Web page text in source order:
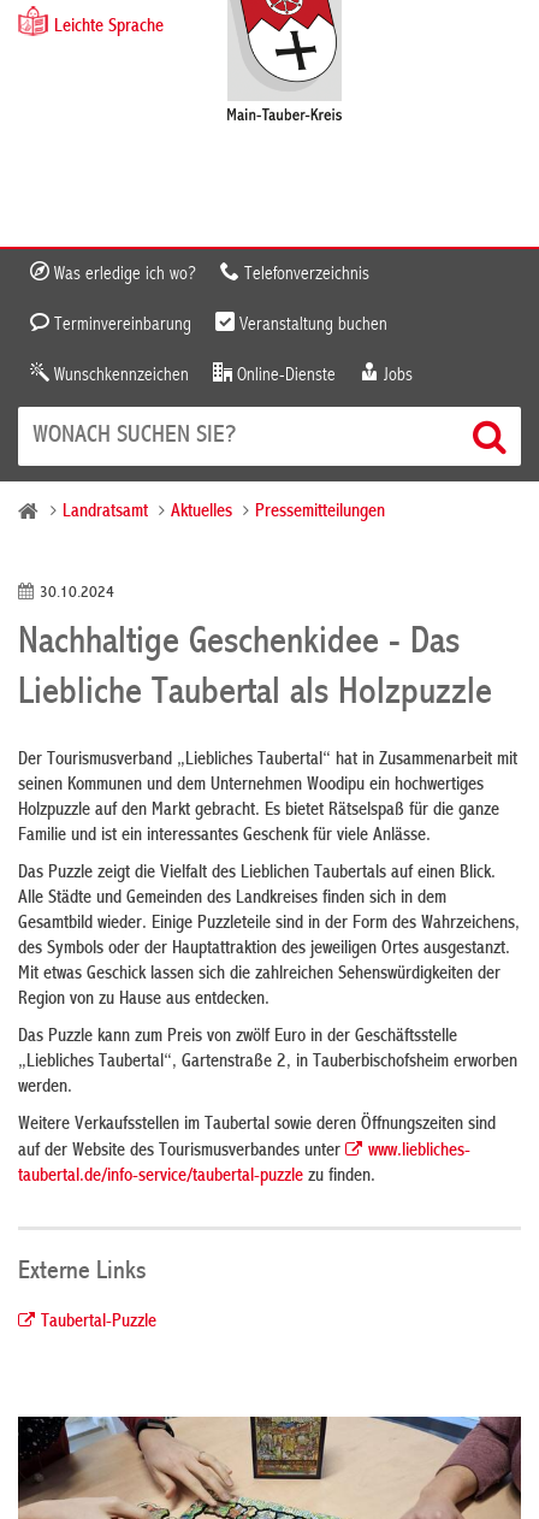
Leichte Sprache
Was erledige ich wo? Telefonverzeichnis
Terminvereinbarung Veranstaltung buchen
Wunschkennzeichen Online-Dienste Jobs
Landratsamt Aktuelles Pressemitteilungen
30.10.2024
Nachhaltige Geschenkidee - Das
Liebliche Taubertal als Holzpuzzle
Der Tourismusverband „Liebliches Taubertal“ hat in Zusammenarbeit mit
seinen Kommunen und dem Unternehmen Woodipu ein hochwertiges
Holzpuzzle auf den Markt gebracht. Es bietet Rätselspaß für die ganze
Familie und ist ein interessantes Geschenk für viele Anlässe.
Das Puzzle zeigt die Vielfalt des Lieblichen Taubertals auf einen Blick.
Alle Städte und Gemeinden des Landkreises finden sich in dem
Gesamtbild wieder. Einige Puzzleteile sind in der Form des Wahrzeichens,
des Symbols oder der Hauptattraktion des jeweiligen Ortes ausgestanzt.
Mit etwas Geschick lassen sich die zahlreichen Sehenswürdigkeiten der
Region von zu Hause aus entdecken.
Das Puzzle kann zum Preis von zwölf Euro in der Geschäftsstelle
„Liebliches Taubertal“, Gartenstraße 2, in Tauberbischofsheim erworben
werden.
Weitere Verkaufsstellen im Taubertal sowie deren Öffnungszeiten sind
auf der Website des Tourismusverbandes unter
www.liebliches-
taubertal.de/info-service/taubertal-puzzle zu finden.
Externe Links
Taubertal-Puzzle